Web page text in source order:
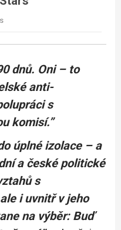
dnů. Oni – to
anti-
s
komisí.”
úplné izolace – a
a české politické
s
i uvnitř v jeho
na výběr: Buď